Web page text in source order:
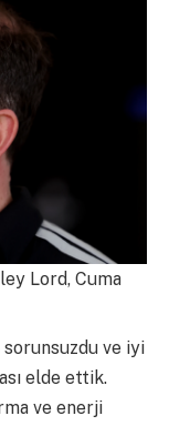
Lord, Cuma
sorunsuzdu ve iyi
elde ettik.
ve enerji